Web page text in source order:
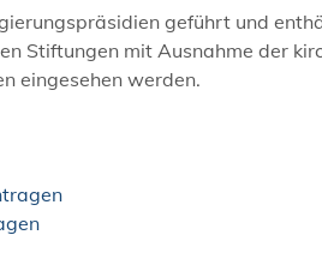
geführt und
Stiftungen mit Ausnahme der
eingesehen werden.